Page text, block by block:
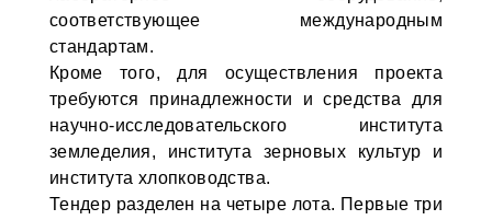
соответствующее международным
стандартам.
Кроме того, для осуществления проекта
требуются принадлежности и средства для
научно-исследовательского института
земледелия, института зерновых культур и
института хлопководства.
Тендер разделен на четыре лота. Первые три